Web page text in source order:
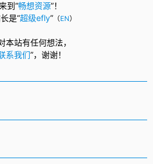
到“畅想资源”！
是“超级efly” （EN）
本站有任何想法，
系我们”， 谢谢！